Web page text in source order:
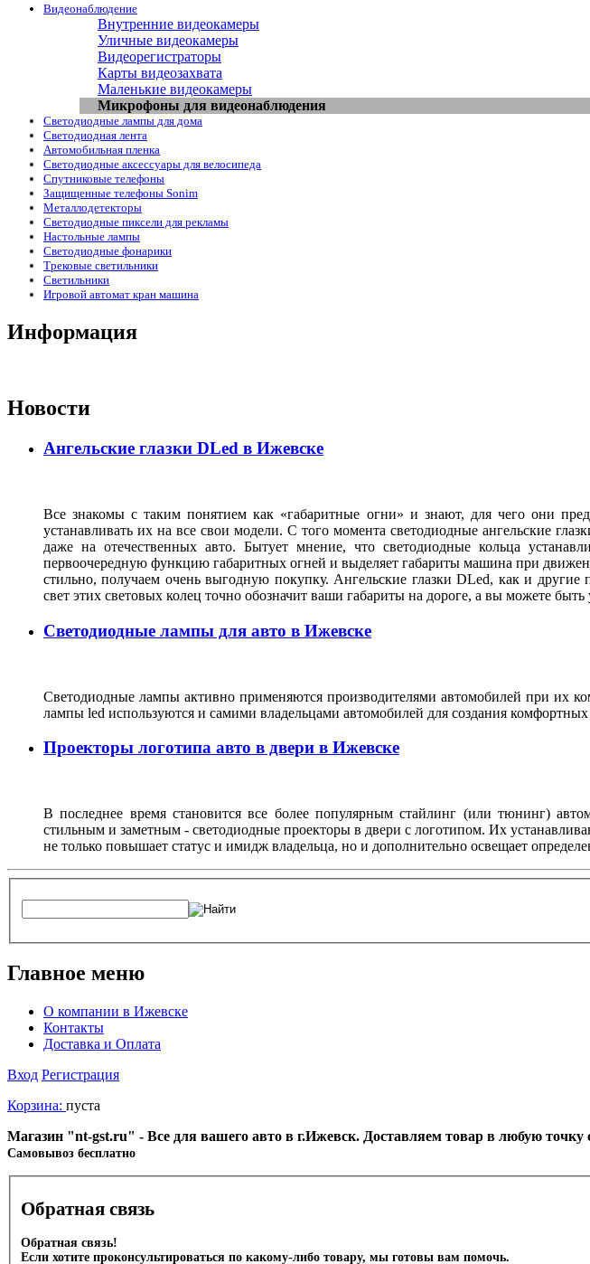
Видеонаблюдение
Внутренние видеокамеры
Уличные видеокамеры
Видеорегистраторы
Карты видеозахвата
Маленькие видеокамеры
Микрофоны для видеонаблюдения
Светодиодные лампы для дома
Светодиодная лента
Автомобильная пленка
Светодиодные аксессуары для велосипеда
Спутниковые телефоны
Защищенные телефоны Sonim
Металлодетекторы
Светодиодные пиксели для рекламы
Настольные лампы
Светодиодные фонарики
Трековые светильники
Светильники
Игровой автомат кран машина
Информация
Новости
Ангельские глазки DLed в Ижевске
Все знакомы с таким понятием как «габаритные огни» и знают, для чего они
устанавливать их на все свои модели. С того момента светодиодные ангельские
даже на отечественных авто. Бытует мнение, что светодиодные кольца
первоочередную функцию габаритных огней и выделяет габариты машина при
стильно, получаем очень выгодную покупку. Ангельские глазки DLed, как и
свет этих световых колец точно обозначит ваши габариты на дороге, а вы можете
Светодиодные лампы для авто в Ижевске
Светодиодные лампы активно применяются производителями автомобилей при их
лампы led используются и самими владельцами автомобилей для создания
Проекторы логотипа авто в двери в Ижевске
В последнее время становится все более популярным стайлинг (или тюнинг)
стильным и заметным - светодиодные проекторы в двери с логотипом. Их
не только повышает статус и имидж владельца, но и дополнительно освещает
Главное меню
О компании в Ижевске
Контакты
Доставка и Оплата
Вход Регистрация
Корзина: пуста
Магазин "nt-gst.ru" - Все для вашего авто в г.Ижевск. Доставляем товар в любую точку
Cамовывоз бесплатно
Обратная связь
Обратная связь!
Если хотите проконсультироваться по какому-либо товару, мы готовы вам помочь.